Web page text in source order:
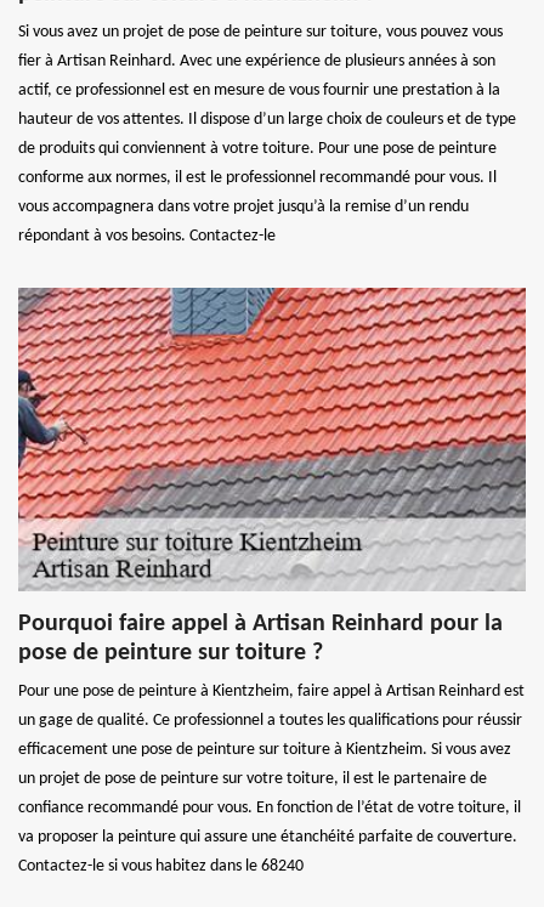
Si vous avez un projet de pose de peinture sur toiture, vous pouvez vous
fier à Artisan Reinhard. Avec une expérience de plusieurs années à son
actif, ce professionnel est en mesure de vous fournir une prestation à la
hauteur de vos attentes. Il dispose d’un large choix de couleurs et de type
de produits qui conviennent à votre toiture. Pour une pose de peinture
conforme aux normes, il est le professionnel recommandé pour vous. Il
vous accompagnera dans votre projet jusqu’à la remise d’un rendu
répondant à vos besoins. Contactez-le
Pourquoi faire appel à Artisan Reinhard pour la
pose de peinture sur toiture ?
Pour une pose de peinture à Kientzheim, faire appel à Artisan Reinhard est
un gage de qualité. Ce professionnel a toutes les qualifications pour réussir
efficacement une pose de peinture sur toiture à Kientzheim. Si vous avez
un projet de pose de peinture sur votre toiture, il est le partenaire de
confiance recommandé pour vous. En fonction de l’état de votre toiture, il
va proposer la peinture qui assure une étanchéité parfaite de couverture.
Contactez-le si vous habitez dans le 68240